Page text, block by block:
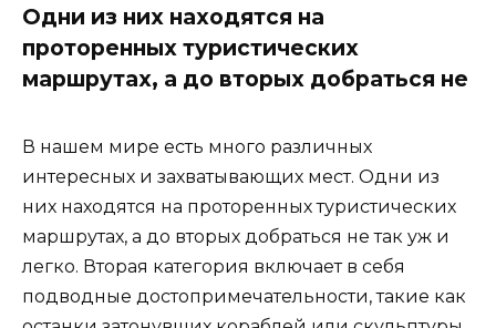
Одни из них находятся на
проторенных туристических
маршрутах, а до вторых добраться не
В нашем мире есть много различных
интересных и захватывающих мест. Одни из
них находятся на проторенных туристических
маршрутах, а до вторых добраться не так уж и
легко. Вторая категория включает в себя
подводные достопримечательности, такие как